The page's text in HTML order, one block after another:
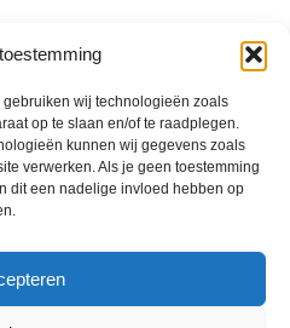
wij technologieën zoals
op te slaan en/of te raadplegen.
kunnen wij gegevens zoals
verwerken. Als je geen toestemming
dit een nadelige invloed hebben op
2024-2025